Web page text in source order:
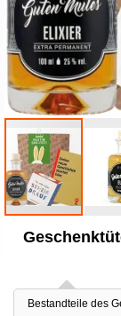
Anfang
Bestandteile des